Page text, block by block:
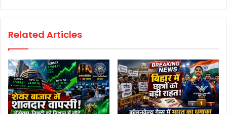
Related Articles